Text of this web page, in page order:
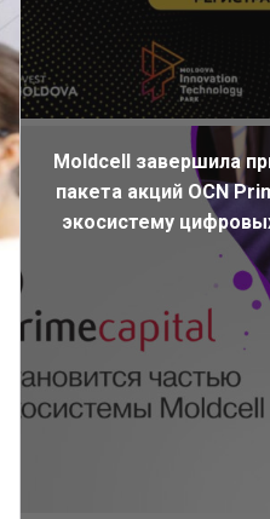
Moldcell завершила
пакета акций OCN
экосистему